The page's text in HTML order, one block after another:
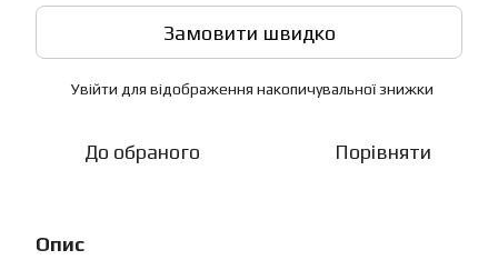
Замовити швидко
Увійти для відображення накопичувальної знижки
До обраного Порівняти
Опис